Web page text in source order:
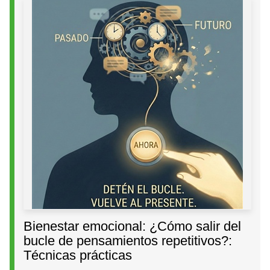
Bienestar emocional: ¿Cómo salir del
bucle de pensamientos repetitivos?:
Técnicas prácticas